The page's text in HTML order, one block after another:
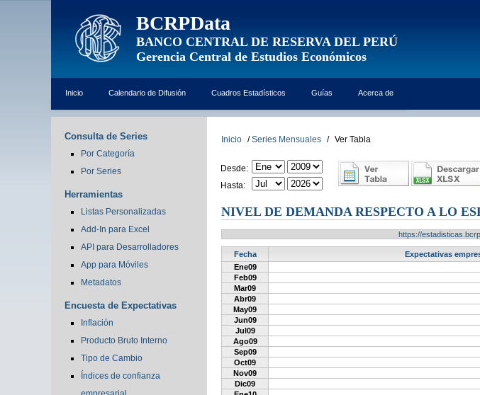
BCRPData
BANCO CENTRAL DE RESERVA DEL PERÚ
Gerencia Central de Estudios Económicos
Inicio Calendario de Difusión Cuadros Estadísticos Guías Acerca de
Consulta de Series
Por Categoría
Por Series
Herramientas
Listas Personalizadas
Add-In para Excel
API para Desarrolladores
App para Móviles
Metadatos
Encuesta de Expectativas
Inflación
Producto Bruto Interno
Tipo de Cambio
Índices de confianza
Inicio / Series Mensuales / Ver Tabla
Desde:
Hasta:
NIVEL DE DEMANDA RESPECTO A LO
https://
Fecha
Expectativas
Ene09
Feb09
Mar09
Abr09
May09
Jun09
Jul09
Ago09
Sep09
Oct09
Nov09
Dic09